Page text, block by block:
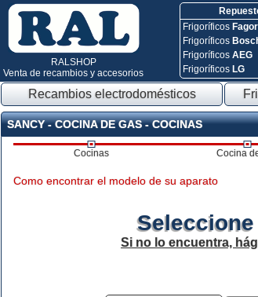
RALSHOP
Venta de recambios y accesorios
Frigoríficos Fagor
Frigoríficos
FrigoríficosAEG
Frigoríficos LG
Recambios electrodomésticos
SANCY - COCINA DE GAS - COCINAS
Cocinas Cocina
Como encontrar el modelo de su aparato
Si no lo encuentra,